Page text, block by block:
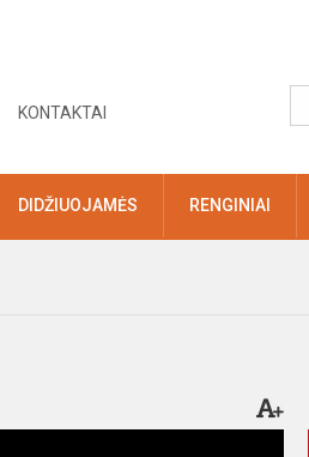
KONTAKTAI
DIDŽIUOJAMĖS RENGINIAI